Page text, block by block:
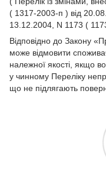
( 1317-2003-п ) від
13.12.2004, N 1173 (
Відповідно до Закону
може відмовити
належної якості, якщо
у чинному Переліку
що не підлягають